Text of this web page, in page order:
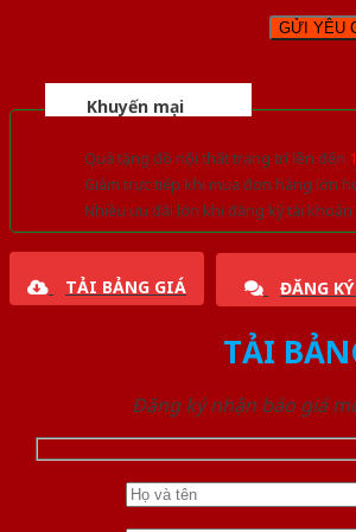
Khuyến mại
Quà tặng đồ nội thất trang trí lên đến
Giảm trực tiếp khi mua đơn hàng lớn
Nhiều ưu đãi lớn khi đăng ký tài
TẢI BẢNG GIÁ ĐĂNG
TẢI
Đăng ký nhận báo giá